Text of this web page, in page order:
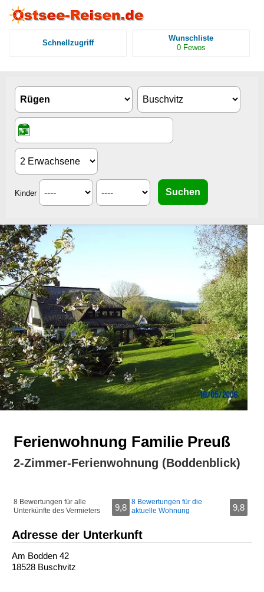
Schnellzugriff
Wunschliste
0 Fewos
Kinder
Ferienwohnung Familie Preuß
2-Zimmer-Ferienwohnung (Boddenblick)
8 Bewertungen für alle
Unterkünfte des Vermieters
9,8
8 Bewertungen für die
aktuelle Wohnung
9,8
Adresse der Unterkunft
Am Bodden 42
18528 Buschvitz